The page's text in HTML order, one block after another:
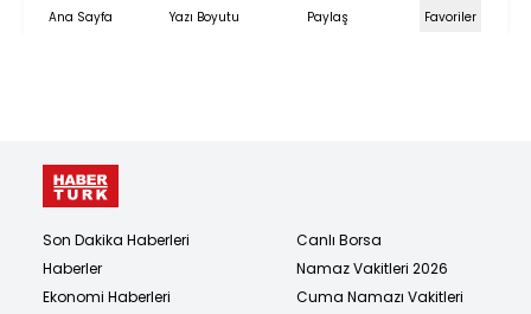
Ana Sayfa Yazı Boyutu Paylaş Favoriler
Son Dakika Haberleri
Haberler
Ekonomi Haberleri
Canlı Borsa
Namaz Vakitleri 2026
Cuma Namazı Vakitleri